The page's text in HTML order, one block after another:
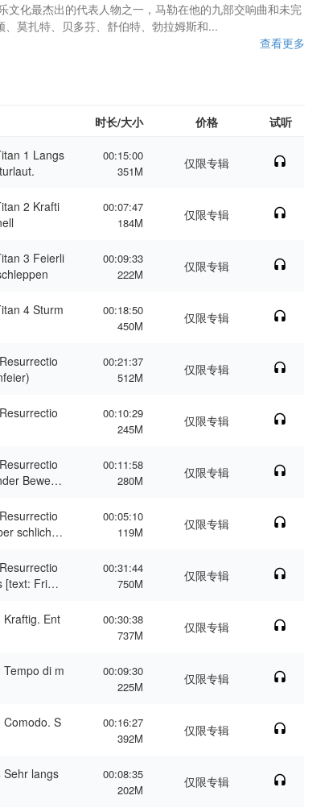
文化最杰出的代表人物之一，马勒在他的九部交响曲和未完
莫扎特、贝多芬、舒伯特、勃拉姆斯和...
查看更多
时长/大小 价格 试听
1 Langs
00:15:00
351M
仅限专辑
2 Krafti
00:07:47
184M
仅限专辑
3 Feierli
00:09:33
222M
仅限专辑
4 Sturm
00:18:50
450M
仅限专辑
00:21:37
512M
仅限专辑
00:10:29
245M
仅限专辑
Bewegu
00:11:58
280M
仅限专辑
schlicht [t
00:05:10
119M
仅限专辑
Friedr
00:31:44
750M
仅限专辑
Ent
00:30:38
737M
仅限专辑
di m
00:09:30
225M
仅限专辑
Comodo. S
00:16:27
392M
仅限专辑
Sehr langs
00:08:35
202M
仅限专辑